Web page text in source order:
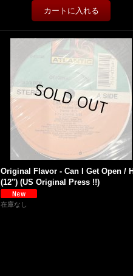
Original Flavor - Can I Get Open /
(12'') (US Original Press !!)
在庫なし